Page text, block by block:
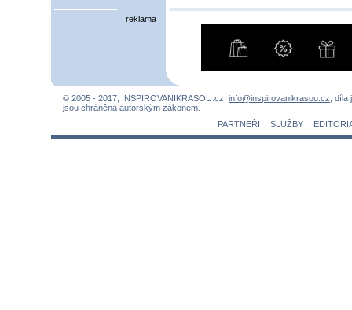
reklama
© 2005 - 2017, INSPIROVANIKRASOU.cz, info@inspirovanikrasou.cz ,
jsou chráněna autorským zákonem.
PARTNEŘI
SLUŽBY